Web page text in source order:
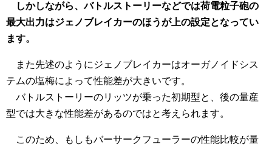
しかしながら、バトルストーリーなどでは荷電粒子砲の
最大出力はジェノブレイカーのほうが上の設定となってい
ます。
また先述のようにジェノブレイカーはオーガノイドシス
テムの塩梅によって性能差が大きいです。
バトルストーリーのリッツが乗った初期型と、後の量産
型では大きな性能差があるのではと考えられます。
このため、もしもバーサークフューラーの性能比較が量